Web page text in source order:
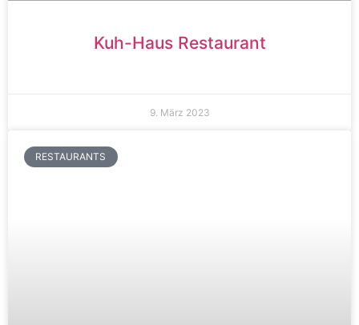
Kuh-Haus Restaurant
9. März 2023
RESTAURANTS